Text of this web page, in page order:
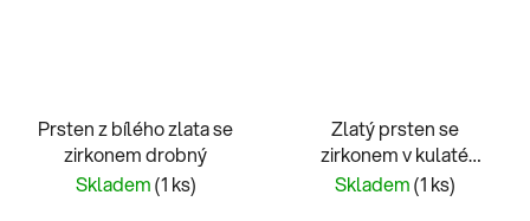
Prsten z bílého zlata se
zirkonem drobný
Skladem(1 ks)
Zlatý prsten se
zirkonem v kulaté
obrubě
Skladem(1 ks)